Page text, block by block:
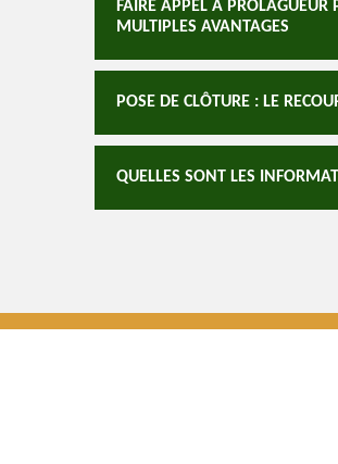
FAIRE APPEL À PROLAGUEUR
MULTIPLES AVANTAGES
POSE DE CLÔTURE : LE
QUELLES SONT LES